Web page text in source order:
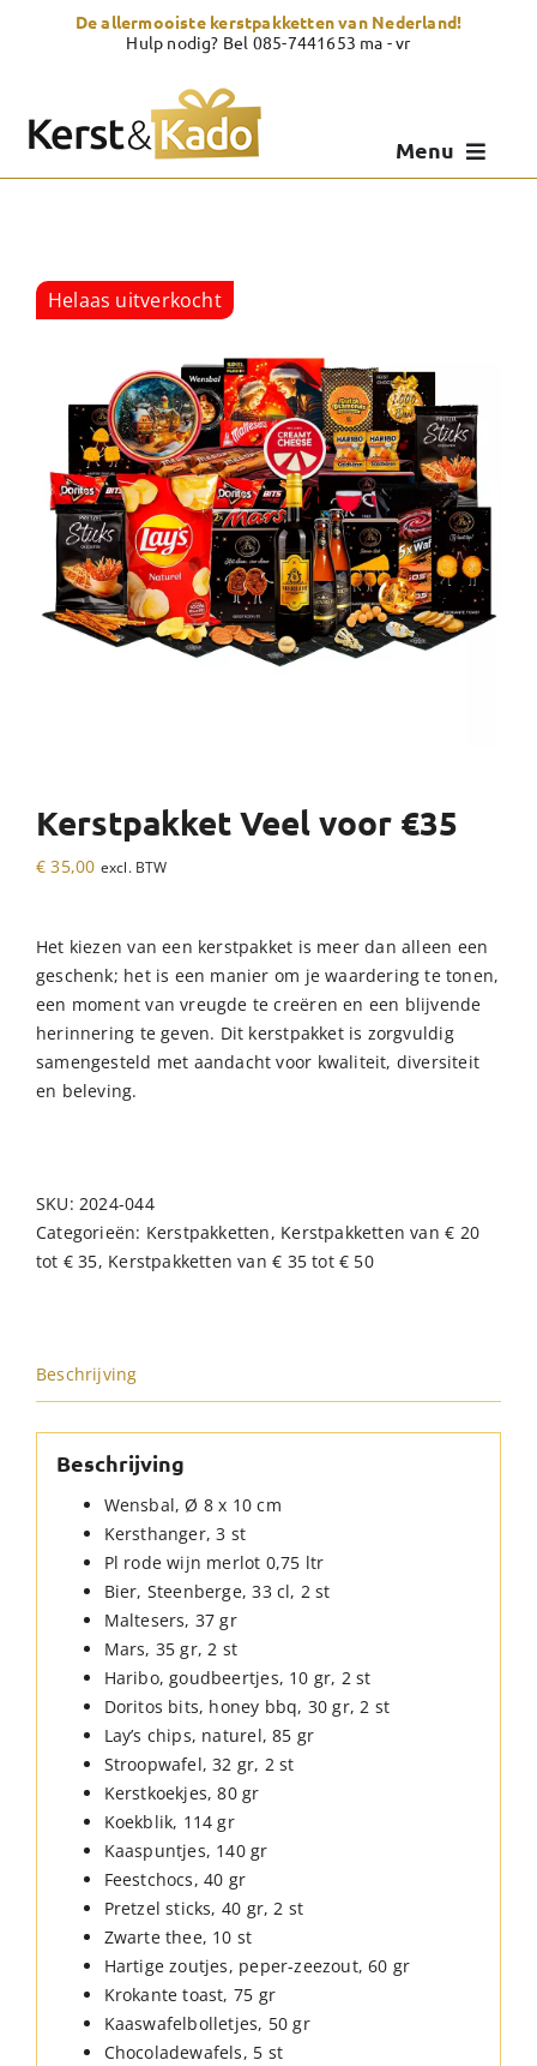
De allermooiste kerstpakketten van Nederland!
Hulp nodig? Bel 085-7441653 ma - vr
Menu
Showroom
Over Kerst & Kado
Helaas uitverkocht
Kerstpakket Veel voor €35
€ 35,00 excl. BTW
Het kiezen van een kerstpakket is meer dan alleen een
geschenk; het is een manier om je waardering te tonen,
een moment van vreugde te creëren en een blijvende
herinnering te geven. Dit kerstpakket is zorgvuldig
samengesteld met aandacht voor kwaliteit, diversiteit
en beleving.
SKU:2024-044
Categorieën: Kerstpakketten, Kerstpakketten van € 20
tot € 35, Kerstpakketten van € 35 tot € 50
Beschrijving
Beschrijving
Wensbal, Ø 8 x 10 cm
Kersthanger, 3 st
Pl rode wijn merlot 0,75 ltr
Bier, Steenberge, 33 cl, 2 st
Maltesers, 37 gr
Mars, 35 gr, 2 st
Haribo, goudbeertjes, 10 gr, 2 st
Doritos bits, honey bbq, 30 gr, 2 st
Lay’s chips, naturel, 85 gr
Stroopwafel, 32 gr, 2 st
Kerstkoekjes, 80 gr
Koekblik, 114 gr
Kaaspuntjes, 140 gr
Feestchocs, 40 gr
Pretzel sticks, 40 gr, 2 st
Zwarte thee, 10 st
Hartige zoutjes, peper-zeezout, 60 gr
Krokante toast, 75 gr
Kaaswafelbolletjes, 50 gr
Chocoladewafels, 5 st